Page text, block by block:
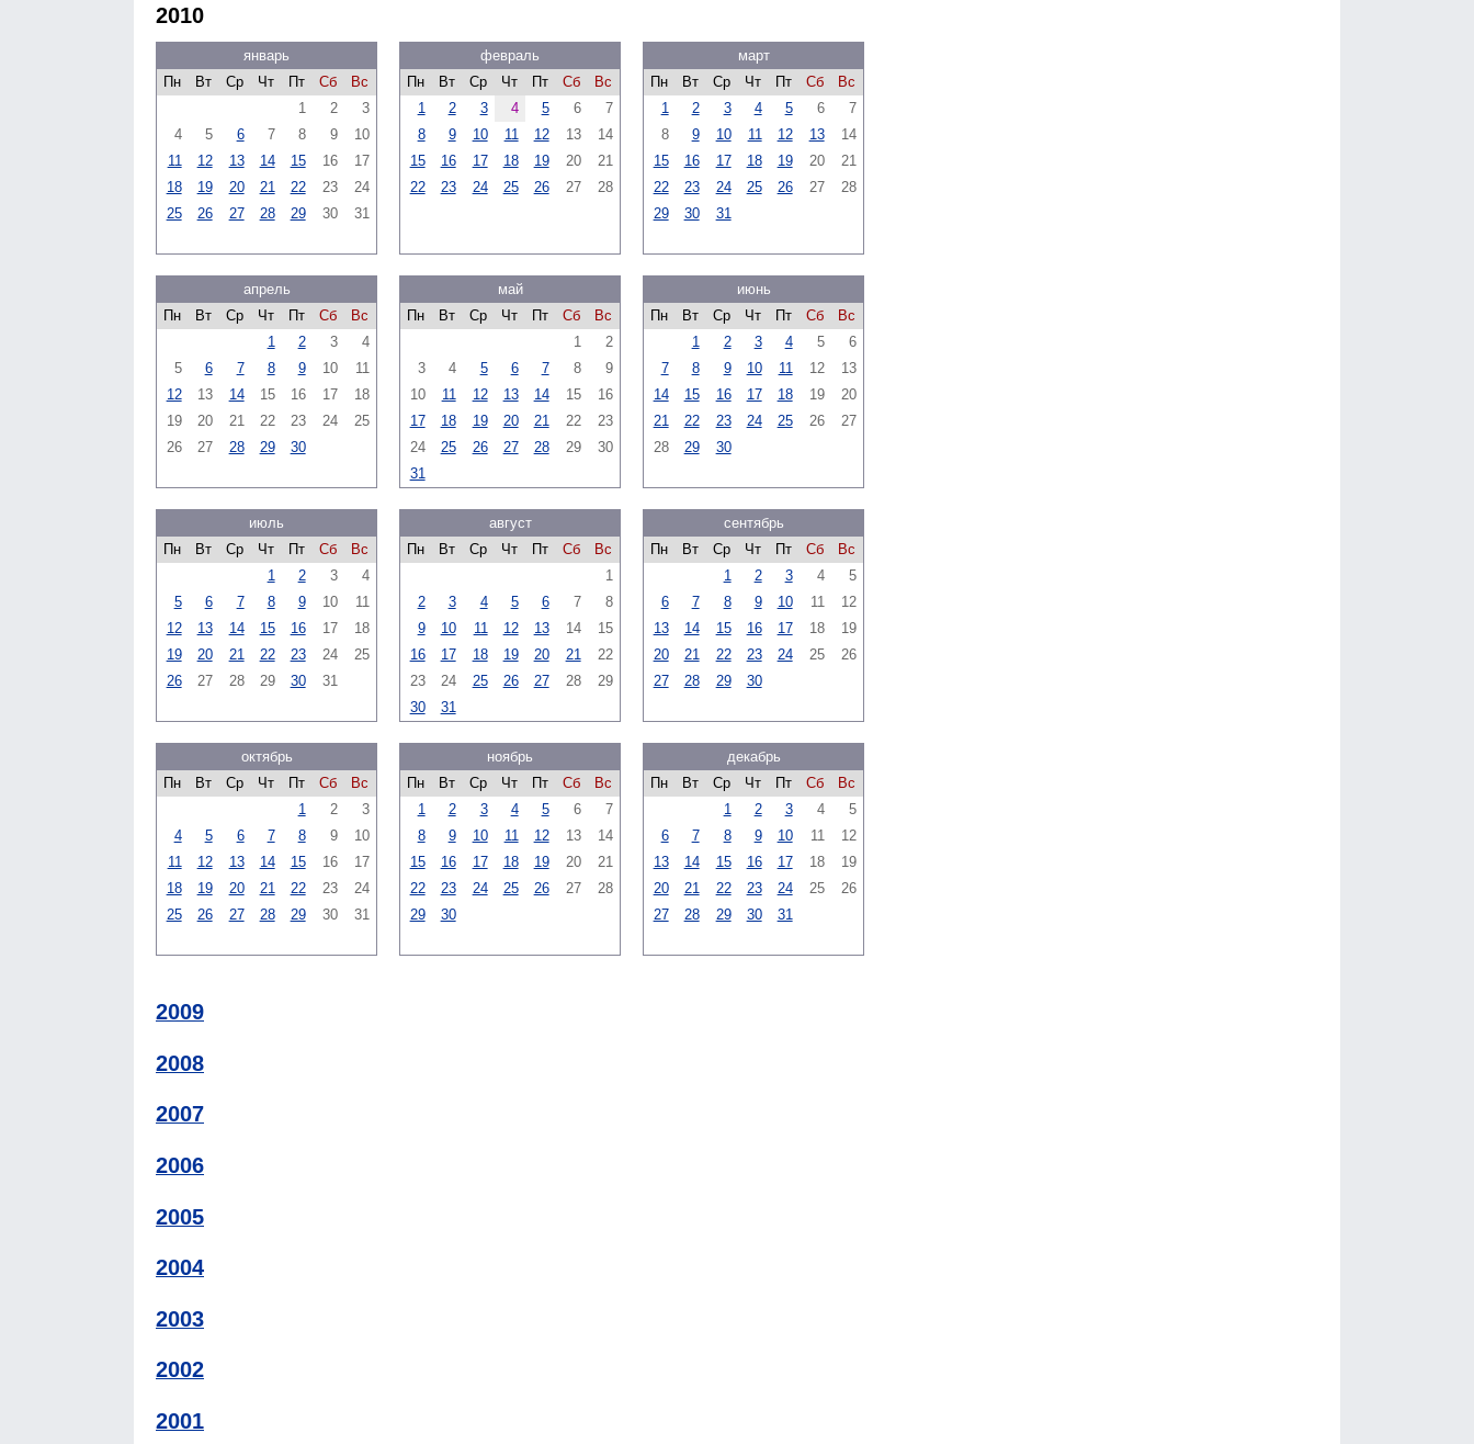
2010
январь
Пн
Вт Ср Чт Пт Сб
Вс
1
2
3
4
5 6 7 8 9
10
11
12 13 14 15 16
17
18
19 20 21 22 23
24
25
26 27 28 29 30 31
февраль
Пн
Вт Ср Чт Пт Сб
Вс
1
2 3 4 5 6
7
8
9 10 11 12 13
14
15
16 17 18 19 20
21
22
23 24 25 26 27 28
март
Пн
Вт Ср Чт Пт Сб
Вс
1
2 3 4 5 6
7
8
9 10 11 12 13
14
15
16 17 18 19 20
21
22
23 24 25 26 27
28
29
30 31
апрель
Пн
Вт Ср Чт Пт Сб
Вс
1
2 3
4
5
6 7 8 9 10
11
12
13 14 15 16 17
18
19
20 21 22 23 24
25
26
27 28 29 30
май
Пн
Вт Ср Чт Пт Сб
Вс
1
2
3
4 5 6 7 8
9
10
11 12 13 14 15
16
17
18 19 20 21 22
23
24
25 26 27 28 29
30
31
июнь
Пн
Вт Ср Чт Пт Сб
Вс
1
2 3 4 5
6
7
8 9 10 11 12
13
14
15 16 17 18 19
20
21
22 23 24 25 26
27
28
29 30
июль
Пн
Вт Ср Чт Пт Сб
Вс
1
2 3
4
5
6 7 8 9 10
11
12
13 14 15 16 17
18
19
20 21 22 23 24
25
26
27 28 29 30 31
август
Пн
Вт Ср Чт Пт Сб
Вс
1
2
3 4 5 6 7
8
9
10 11 12 13 14
15
16
17 18 19 20 21
22
23
24 25 26 27 28
29
30
31
сентябрь
Пн
Вт Ср Чт Пт Сб
Вс
1
2 3 4
5
6
7 8 9 10 11
12
13
14 15 16 17 18
19
20
21 22 23 24 25
26
27
28 29 30
октябрь
Пн
Вт Ср Чт Пт Сб
Вс
1
2
3
4
5 6 7 8 9
10
11
12 13 14 15 16
17
18
19 20 21 22 23
24
25
26 27 28 29 30 31
ноябрь
Пн
Вт Ср Чт Пт Сб
Вс
1
2 3 4 5 6
7
8
9 10 11 12 13
14
15
16 17 18 19 20
21
22
23 24 25 26 27
28
29
30
декабрь
Пн
Вт Ср Чт Пт Сб
Вс
1
2 3 4
5
6
7 8 9 10 11
12
13
14 15 16 17 18
19
20
21 22 23 24 25
26
27
28 29 30 31
2009
2008
2007
2006
2005
2004
2003
2002
2001